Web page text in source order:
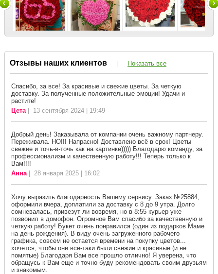
Отзывы наших клиентов | Показать все
Спасибо, за все! За красивые и свежие цветы. За четкую
доставку. За полученные положительные эмоции! Удачи и
растите!
Цета| 13 сентября 2024 | 19:49
Добрый день! Заказывала от компании очень важному партнеру.
Переживала. НО!!! Напрасно! Доставлено всё в срок! Цветы
свежие и точь-в-точь как на картинке))))) Благодарю команду, за
профессионализм и качественную работу!!! Теперь только к
Вам!!!!
Анна| 28 января 2025 | 16:02
Хочу выразить благодарность Вашему сервису. Заказ №25884,
оформили вчера, доплатили за доставку с 8 до 9 утра. Долго
сомневалась, привезут ли вовремя, но в 8:55 курьер уже
позвонил в домофон. Огромное Вам спасибо за качественную и
четкую работу! Букет очень понравился (один из подарков Маме
на день рождения). В виду очень загруженного рабочего
графика, совсем не остается времени на покупку цветов...
хочется, чтобы они все-таки были свежие и красивые (и не
помятые) Благодаря Вам все прошло отлично! Я уверена, что
обращусь к Вам еще и точно буду рекомендовать своим друзьям
и знакомым.